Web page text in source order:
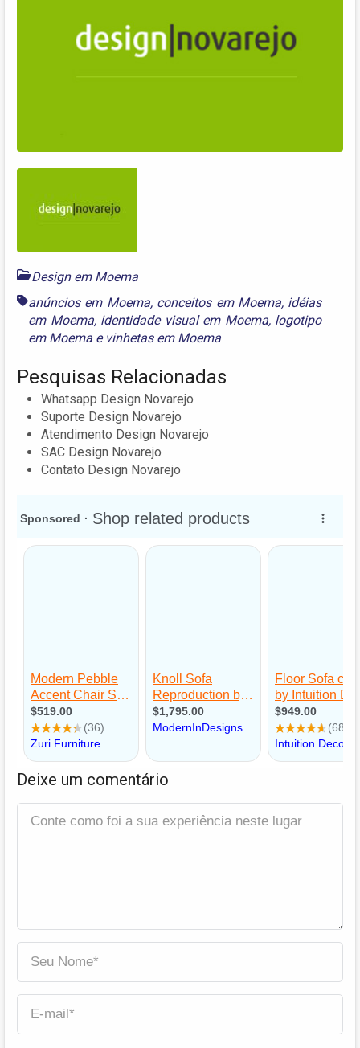
Design em Moema
anúncios em Moema, conceitos em Moema, idéias
em Moema, identidade visual em Moema, logotipo
em Moema e vinhetas em Moema
Pesquisas Relacionadas
Whatsapp Design Novarejo
Suporte Design Novarejo
Atendimento Design Novarejo
SAC Design Novarejo
Contato Design Novarejo
Deixe um comentário